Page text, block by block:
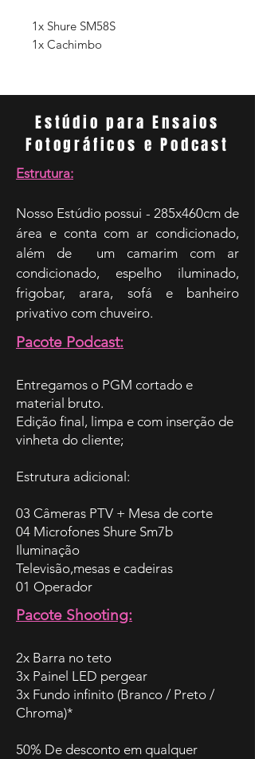
1x Shure SM58S
1x Cachimbo
Estúdio para Ensaios
Fotográficos e Podcast
Estrutura:
Nosso Estúdio possui - 285x460cm de
área e conta com ar condicionado,
além de um camarim com ar
condicionado, espelho iluminado,
frigobar, arara, sofá e banheiro
privativo com chuveiro.
Pacote Podcast:
Entregamos o PGM cortado e
material bruto.
Edição final, limpa e com inserção de
vinheta do cliente;
Estrutura adicional:
03 Câmeras PTV + Mesa de corte
04 Microfones Shure Sm7b
Iluminação
Televisão,mesas e cadeiras
01 Operador
Pacote Shooting:
2x Barra no teto
3x Painel LED pergear
3x Fundo infinito (Branco / Preto /
Chroma)*
50% De desconto em qualquer